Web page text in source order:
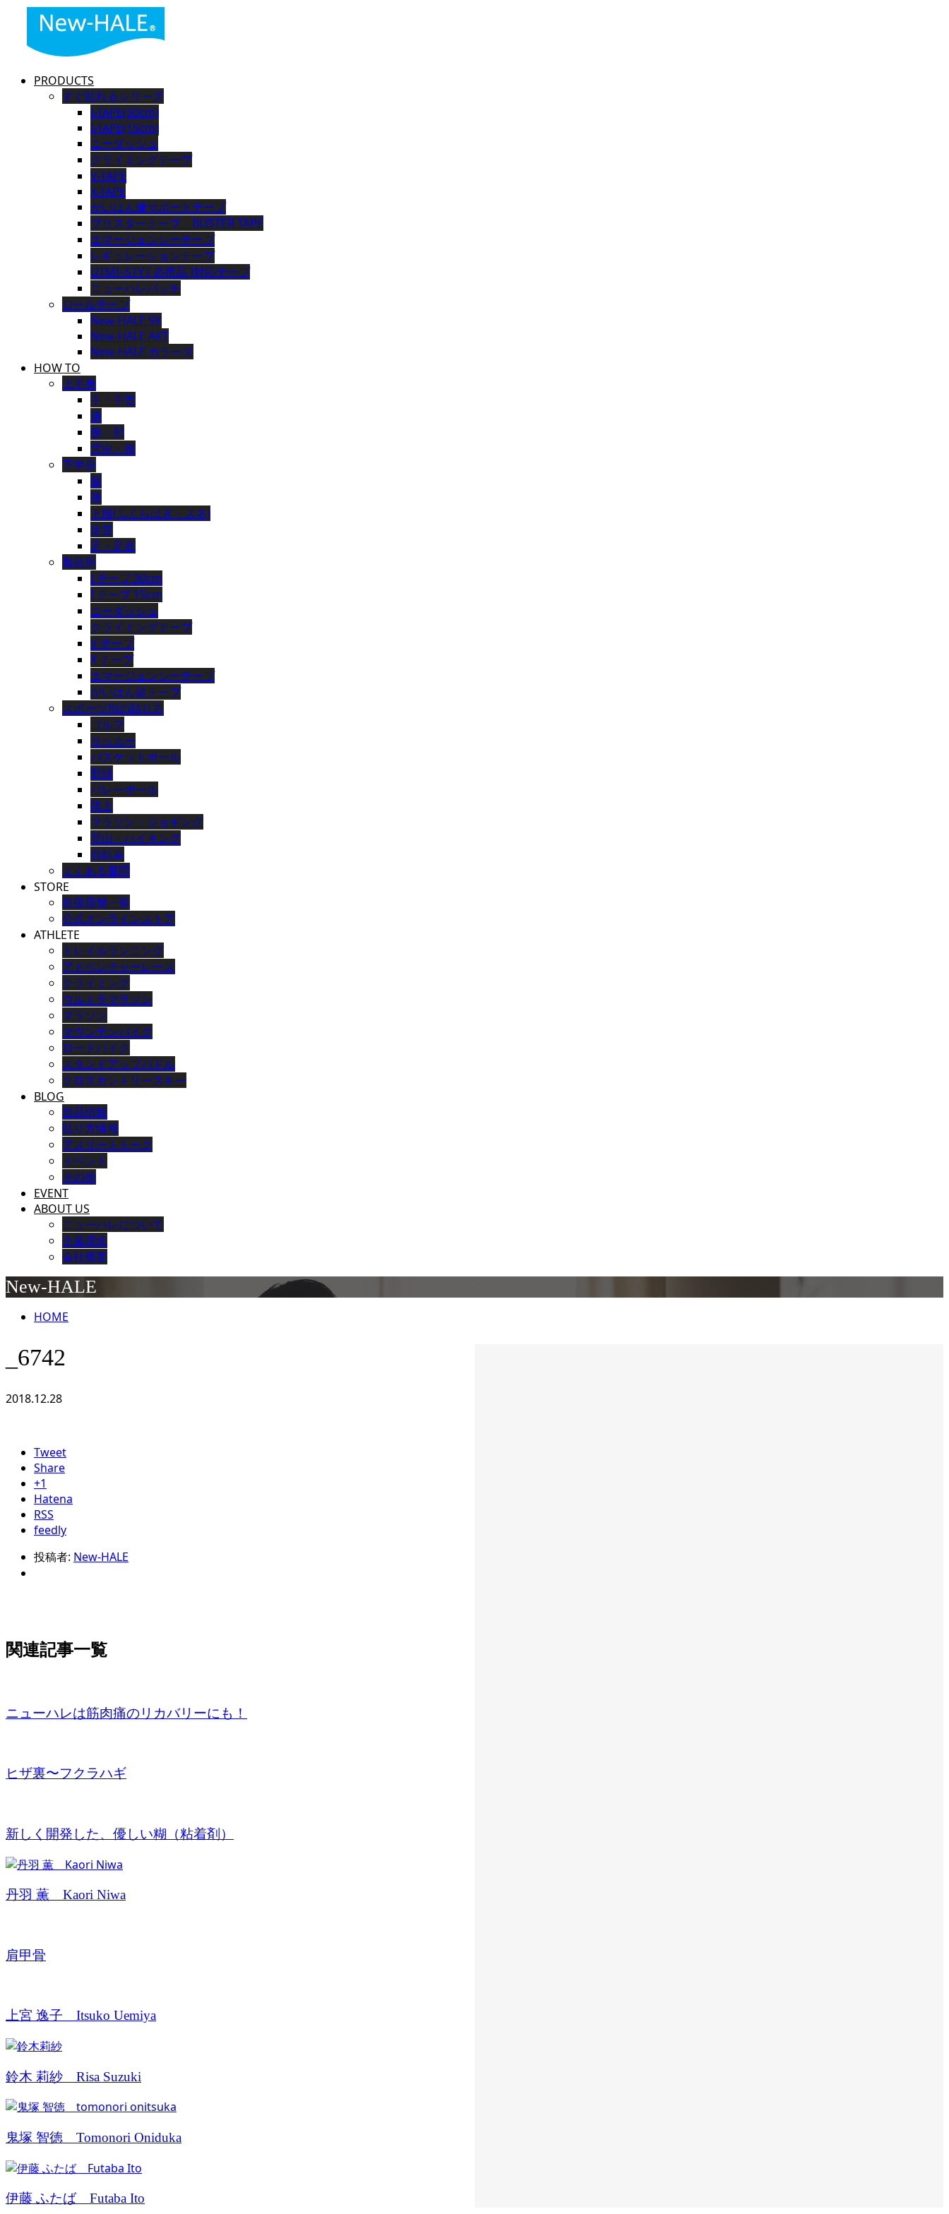
PRODUCTS
すぐ貼れるシリーズ
I-TAPE(30cm)
I-TAPE(15cm)
ニーダッシュ
クライミングテープ
V-TAPE
X-TAPE
がいはん健サポートテープ
ブリスターテープ BLISTER TAPE
エマージェンシーテープ
レギュレーションテープ
UTMF-STY [ 必携品 ]対応テープ
ニューハレパッチ
ロールテープ
New-HALE SK
New-HALE AKT
New-HALE カラーズ
HOW TO
上半身
手・手首
肩
腕・肘
背中・腰
下半身
腿
膝
下肢(ふくらはぎ・スネ)
足首
足・足底
製品別
I テープ 30cm
I テープ 15cm
ニーダッシュ
クライミングテープ
V テープ
X テープ
エマージェンシーテープ
がいはん健テープ
スポーツ別の貼り方
ゴルフ
サッカー
バスケットボール
野球
バレーボール
陸上
マラソン・ジョギング
登山・ハイキング
自転車
よくある質問
STORE
取扱店舗一覧
公式オンラインストア
ATHLETE
トレイルランニング
アドベンチャーレース
クライミング
ウルトラマラソン
マラソン
マウンテンバイク
ロードバイク
スタンドアップパドル
クロスカントリースキー
BLOG
製品情報
貼り方情報
アスリートトーク
イベント
その他
EVENT
ABOUT US
ニューハレについて
企業理念
会社概要
New-HALE
HOME
_6742
2018.12.28
Tweet
Share
+1
Hatena
RSS
feedly
投稿者: New-HALE
関連記事一覧
ニューハレは筋肉痛のリカバリーにも！
ヒザ裏〜フクラハギ
新しく開発した、優しい糊（粘着剤）
丹羽 薫 Kaori Niwa
肩甲骨
上宮 逸子 Itsuko Uemiya
鈴木 莉紗 Risa Suzuki
鬼塚 智徳 Tomonori Oniduka
伊藤 ふたば Futaba Ito